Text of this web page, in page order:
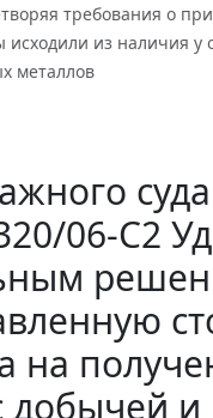
требования о
из наличия
металлов
06-С2
на
добычей